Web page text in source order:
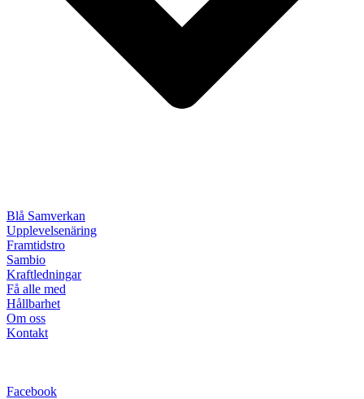
Blå Samverkan
Upplevelsenäring
Framtidstro
Sambio
Kraftledningar
Få alle med
Hållbarhet
Om oss
Kontakt
Facebook